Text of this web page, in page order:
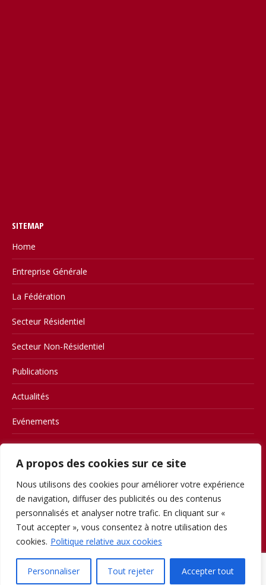
A propos des cookies sur ce site
Nous utilisons des cookies pour améliorer votre expérience
de navigation, diffuser des publicités ou des contenus
personnalisés et analyser notre trafic. En cliquant sur «
Tout accepter », vous consentez à notre utilisation des
cookies. Politique relative aux cookies
Personnaliser Tout rejeter Accepter tout
SITEMAP
Home
Entreprise Générale
La Fédération
Secteur Résidentiel
Secteur Non-Résidentiel
Publications
Actualités
Evénements
Contact
Members
Conditions d’utilisation
Privacy
Copyright 2023 © FABA-FEGC | Website created byKeyTech| Website